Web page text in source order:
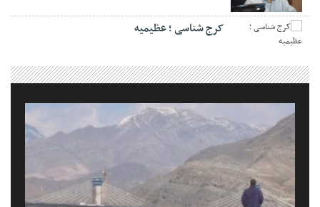
کرج شناسی ؛ عظیمیه